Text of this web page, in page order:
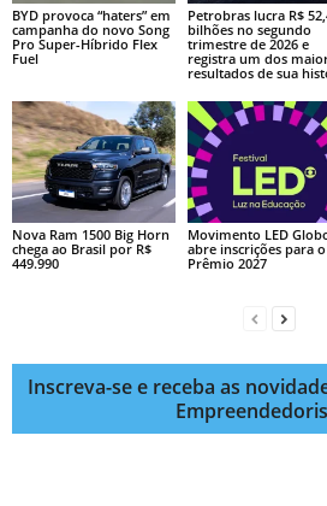
BYD provoca “haters” em
campanha do novo Song
Pro Super-Híbrido Flex
Fuel
Petrobras lucra R$
bilhões no segundo
trimestre de 2026 e
registra um dos
resultados de sua
Nova Ram 1500 Big Horn
chega ao Brasil por R$
449.990
Movimento LED
abre inscrições para o
Prêmio 2027
Inscreva-se e receba as